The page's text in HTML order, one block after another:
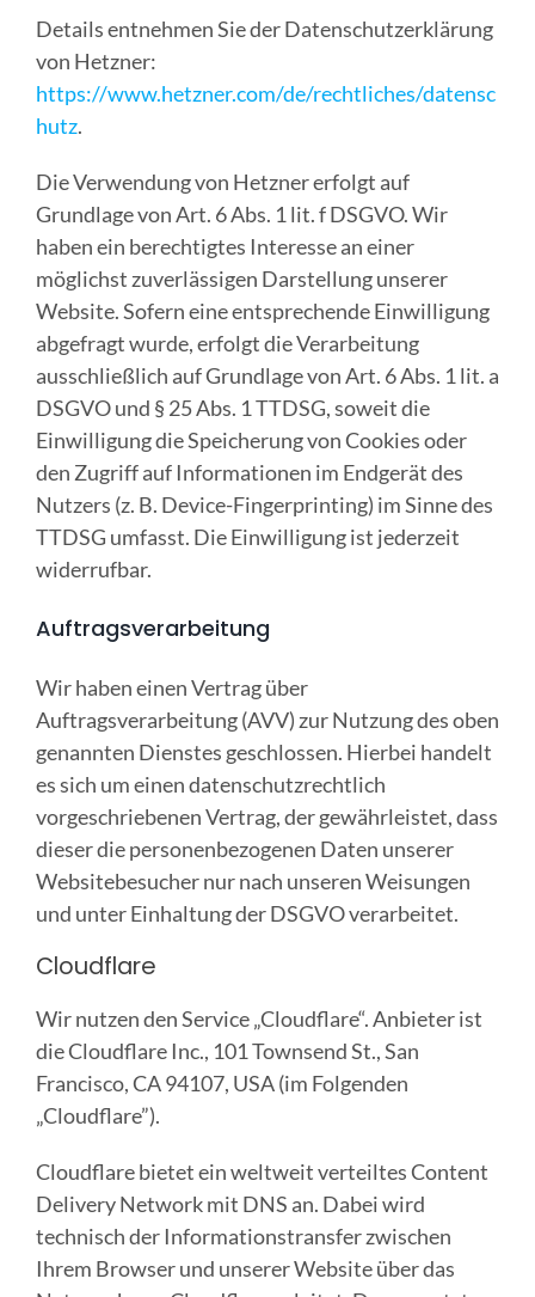
Details entnehmen Sie der Datenschutzerklärung
von Hetzner:
https://www.hetzner.com/de/rechtliches/datensc
hutz.
Die Verwendung von Hetzner erfolgt auf
Grundlage von Art. 6 Abs. 1 lit. f DSGVO. Wir
haben ein berechtigtes Interesse an einer
möglichst zuverlässigen Darstellung unserer
Website. Sofern eine entsprechende Einwilligung
abgefragt wurde, erfolgt die Verarbeitung
ausschließlich auf Grundlage von Art. 6 Abs. 1 lit. a
DSGVO und § 25 Abs. 1 TTDSG, soweit die
Einwilligung die Speicherung von Cookies oder
den Zugriff auf Informationen im Endgerät des
Nutzers (z. B. Device-Fingerprinting) im Sinne des
TTDSG umfasst. Die Einwilligung ist jederzeit
widerrufbar.
Auftragsverarbeitung
Wir haben einen Vertrag über
Auftragsverarbeitung (AVV) zur Nutzung des oben
genannten Dienstes geschlossen. Hierbei handelt
es sich um einen datenschutzrechtlich
vorgeschriebenen Vertrag, der gewährleistet, dass
dieser die personenbezogenen Daten unserer
Websitebesucher nur nach unseren Weisungen
und unter Einhaltung der DSGVO verarbeitet.
Cloudflare
Wir nutzen den Service „Cloudflare“. Anbieter ist
die Cloudflare Inc., 101 Townsend St., San
Francisco, CA 94107, USA (im Folgenden
„Cloudflare”).
Cloudflare bietet ein weltweit verteiltes Content
Delivery Network mit DNS an. Dabei wird
technisch der Informationstransfer zwischen
Ihrem Browser und unserer Website über das